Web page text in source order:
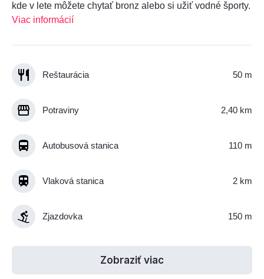
kde v lete môžete chytať bronz alebo si užiť vodné športy.
Viac informácií
Reštaurácia 50 m
Potraviny 2,40 km
Autobusová stanica 110 m
Vlaková stanica 2 km
Zjazdovka 150 m
Zobraziť viac